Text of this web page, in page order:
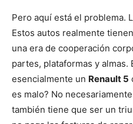
Pero aquí está el problema.
Estos autos realmente
una era de cooperación
partes, plataformas y almas.
esencialmente un Renault 5
es malo? No
también tiene que ser un